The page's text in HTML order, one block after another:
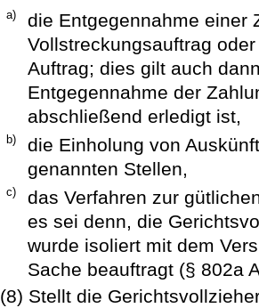
a)
die Entgegennahme einer
Vollstreckungsauftrag
Auftrag; dies gilt auch
Entgegennahme der
abschließend erledigt ist,
b)
die Einholung von
genannten Stellen,
c)
das Verfahren zur
es sei denn, die
wurde isoliert mit dem
Sache beauftragt (§ 802a
(8) Stellt die